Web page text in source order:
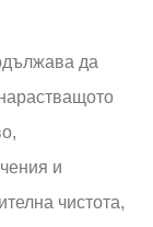
да
и
чистота,